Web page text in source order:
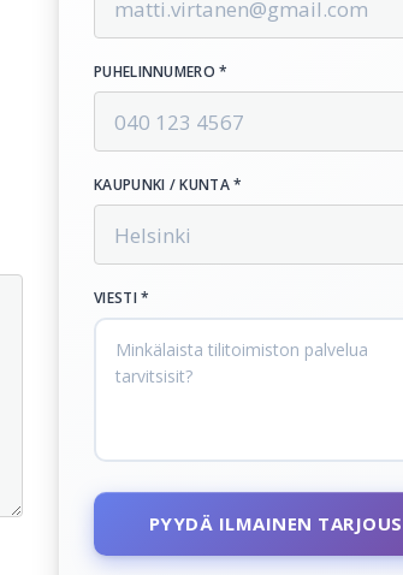
PUHELINNUMERO *
KAUPUNKI / KUNTA *
VIESTI *
PYYDÄ ILMAINEN TARJOUS